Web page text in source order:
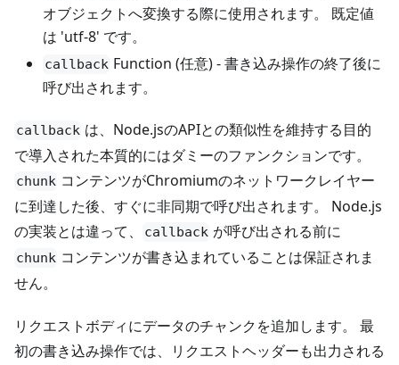
オブジェクトへ変換する際に使用されます。 既定値
は 'utf-8' です。
callback Function (任意) - 書き込み操作の終了後に
呼び出されます。
callback は、Node.jsのAPIとの類似性を維持する目的
で導入された本質的にはダミーのファンクションです。
chunk コンテンツがChromiumのネットワークレイヤー
に到達した後、すぐに非同期で呼び出されます。 Node.js
の実装とは違って、
callback が呼び出される前に
chunk コンテンツが書き込まれていることは保証されま
せん。
リクエストボディにデータのチャンクを追加します。 最
初の書き込み操作では、リクエストヘッダーも出力される